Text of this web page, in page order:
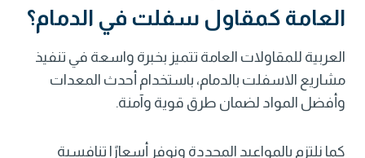
العامة كمقاول سفلت في الدمام؟
العربية للمقاولات العامة تتميز بخبرة واسعة في تنفيذ
مشاريع الاسفلت بالدمام، باستخدام أحدث المعدات
وأفضل المواد لضمان طرق قوية وآمنة.
كما نلتزم بالمواعيد المحددة ونوفر أسعارًا تنافسية